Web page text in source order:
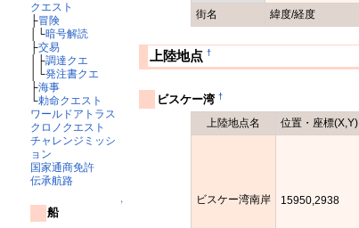
クエスト
├冒険
│└暗号解読
├交易
│├調達クエ
│└発注書クエ
├海事
└勅命クエスト
ワールドアトラス
クロノクエスト
チャレンジミッシ
ョン
国家通商免許
伝承航路
↑
船
街名 緯度/経度
上陸地点 †
ビスケー湾 †
上陸地点名 位置・座標(X,Y)
ビスケー湾南岸 15950,2938